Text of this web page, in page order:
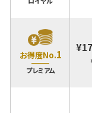
お得度No.1
プレミアム